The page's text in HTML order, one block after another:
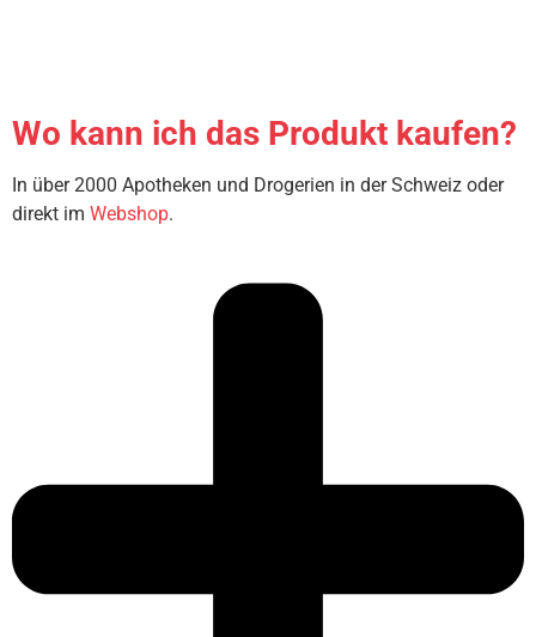
Wo kann ich das Produkt kaufen?
In über 2000 Apotheken und Drogerien in der Schweiz oder
direkt im Webshop.